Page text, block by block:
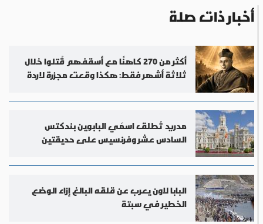
أخبار ذات صلة
أكثر من 270 كاهنًا مع أسقفهم قُتلوا خلال
ثلاثة أشهر فقط: هكذا وقعت مجزرة لاردة
مدريد تُطلق اسمَي البابوين بندكتس
السادس عشر وفرنسيس على حديقتين
البابا لاون يعرب عن قلقه البالغ إزاء الوضع
الخطير في سبتة